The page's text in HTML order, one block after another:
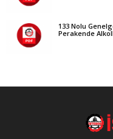
133 Nolu
Perakende